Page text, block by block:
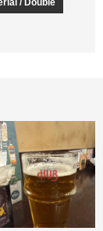
/ Double